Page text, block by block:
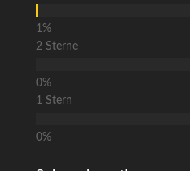
2 Sterne
1 Stern